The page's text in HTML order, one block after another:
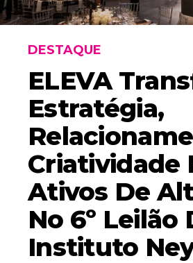
DESTAQUE
ELEVA
Estratégia,
Criatividade
Ativos De
No 6º Leilão
Instituto